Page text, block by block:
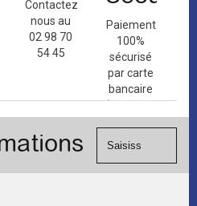
Contactez-
nous au
02 98 70
54 45
Paiement
100%
sécurisé
par carte
bancaire
(Mastercard,
Visa, ...) et